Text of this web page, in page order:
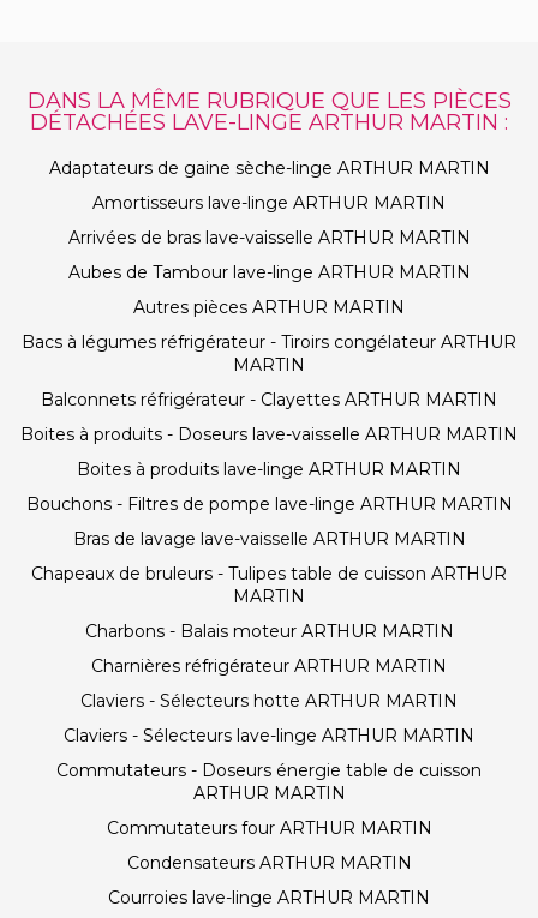
DANS LA MÊME RUBRIQUE QUE LES PIÈCES
DÉTACHÉES LAVE-LINGE ARTHUR MARTIN :
Adaptateurs de gaine sèche-linge ARTHUR MARTIN
Amortisseurs lave-linge ARTHUR MARTIN
Arrivées de bras lave-vaisselle ARTHUR MARTIN
Aubes de Tambour lave-linge ARTHUR MARTIN
Autres pièces ARTHUR MARTIN
Bacs à légumes réfrigérateur - Tiroirs congélateur ARTHUR
MARTIN
Balconnets réfrigérateur - Clayettes ARTHUR MARTIN
Boites à produits - Doseurs lave-vaisselle ARTHUR MARTIN
Boites à produits lave-linge ARTHUR MARTIN
Bouchons - Filtres de pompe lave-linge ARTHUR MARTIN
Bras de lavage lave-vaisselle ARTHUR MARTIN
Chapeaux de bruleurs - Tulipes table de cuisson ARTHUR
MARTIN
Charbons - Balais moteur ARTHUR MARTIN
Charnières réfrigérateur ARTHUR MARTIN
Claviers - Sélecteurs hotte ARTHUR MARTIN
Claviers - Sélecteurs lave-linge ARTHUR MARTIN
Commutateurs - Doseurs énergie table de cuisson
ARTHUR MARTIN
Commutateurs four ARTHUR MARTIN
Condensateurs ARTHUR MARTIN
Courroies lave-linge ARTHUR MARTIN